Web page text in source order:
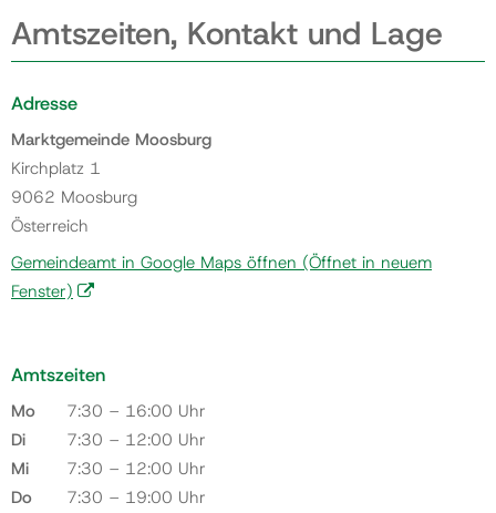
Amtszeiten, Kontakt und Lage
Adresse
Marktgemeinde Moosburg
Kirchplatz 1
9062 Moosburg
Österreich
Gemeindeamt in Google Maps öffnen (Öffnet in neuem
Fenster)
Amtszeiten
Mo
7:30 – 16:00 Uhr
Di
7:30 – 12:00 Uhr
Mi
7:30 – 12:00 Uhr
Do
7:30 – 19:00 Uhr